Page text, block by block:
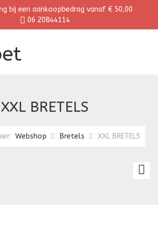
bij een aankoopbedrag vanaf € 50,00
06 20844114
XXL BRETELS
Webshop Bretels XXL BRETELS